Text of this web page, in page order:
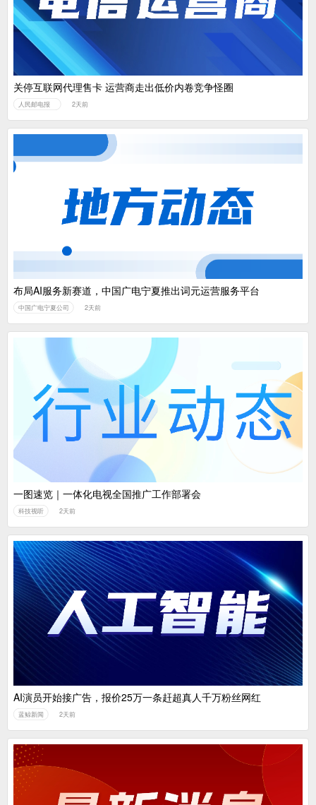
关停互联网代理售卡 运营商走出低价内卷竞争怪圈
人民邮电报 2天前
布局AI服务新赛道，中国广电宁夏推出词元运营服务平台
中国广电宁夏公司 2天前
一图速览｜一体化电视全国推广工作部署会
科技视听 2天前
AI演员开始接广告，报价25万一条赶超真人千万粉丝网红
蓝鲸新闻 2天前